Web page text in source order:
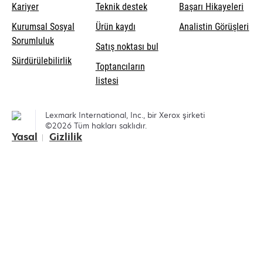
Kariyer
Kurumsal Sosyal
Sorumlulukopens
in
a
Sürdürülebilirlik
Teknik destekopens
new
Ürün kaydı
Satış noktası bul
Toptancıların
listesi
Başarı Hikayeleri
Analistin Görüşleri
Lexmark International, Inc., bir Xerox şirketi
©2026 Tüm hakları saklıdır.
Yasal Gizlilik